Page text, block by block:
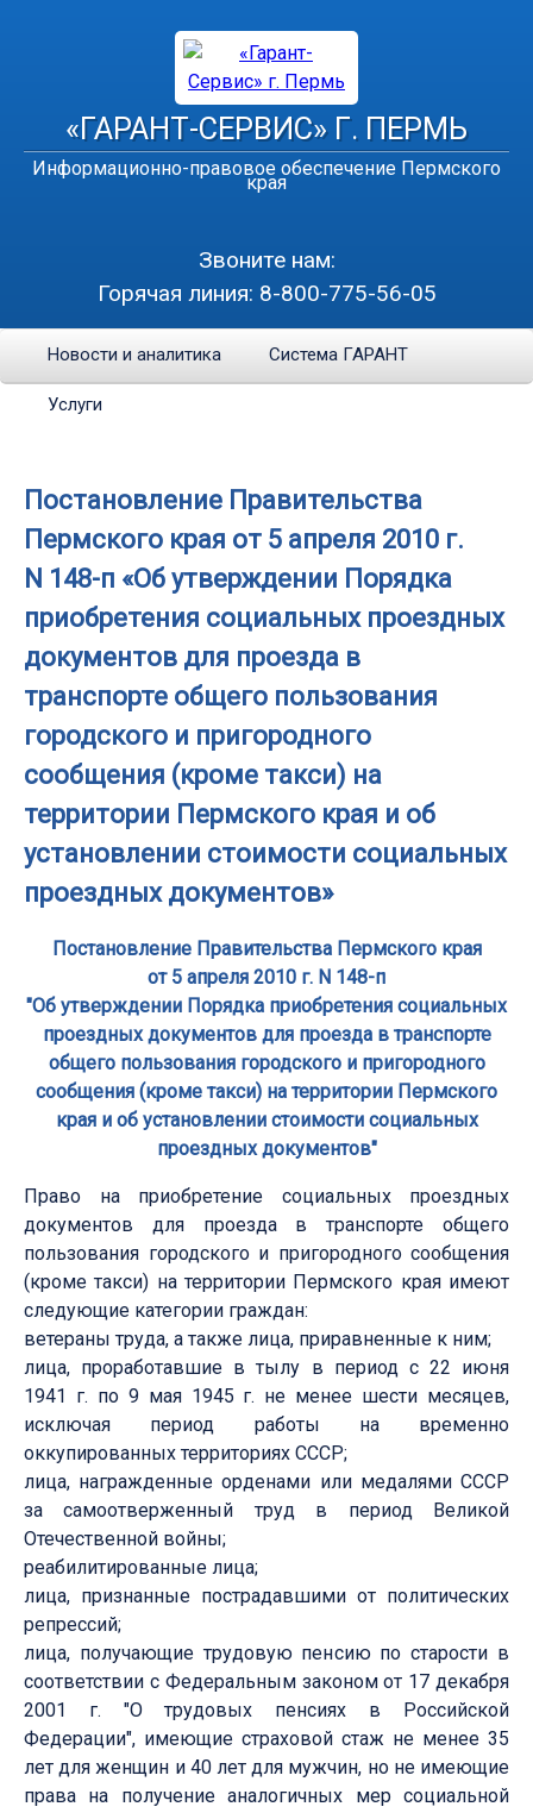
«ГАРАНТ-СЕРВИС» Г. ПЕРМЬ
Информационно-правовое обеспечение Пермского
края
Звоните нам:
Горячая линия: 8-800-775-56-05
Новости и аналитика Система ГАРАНТ
Услуги
Постановление Правительства
Пермского края от 5 апреля 2010 г.
N 148-п «Об утверждении Порядка
приобретения социальных проездных
документов для проезда в
транспорте общего пользования
городского и пригородного
сообщения (кроме такси) на
территории Пермского края и об
установлении стоимости социальных
проездных документов»
Постановление Правительства Пермского края
от 5 апреля 2010 г. N 148-п
"Об утверждении Порядка приобретения социальных
проездных документов для проезда в транспорте
общего пользования городского и пригородного
сообщения (кроме такси) на территории Пермского
края и об установлении стоимости социальных
проездных документов"
Право на приобретение социальных проездных
документов для проезда в транспорте общего
пользования городского и пригородного сообщения
(кроме такси) на территории Пермского края имеют
следующие категории граждан:
ветераны труда, а также лица, приравненные к ним;
лица, проработавшие в тылу в период с 22 июня
1941 г. по 9 мая 1945 г. не менее шести месяцев,
исключая период работы на временно
оккупированных территориях СССР;
лица, награжденные орденами или медалями СССР
за самоотверженный труд в период Великой
Отечественной войны;
реабилитированные лица;
лица, признанные пострадавшими от политических
репрессий;
лица, получающие трудовую пенсию по старости в
соответствии с Федеральным законом от 17 декабря
2001 г. "О трудовых пенсиях в Российской
Федерации", имеющие страховой стаж не менее 35
лет для женщин и 40 лет для мужчин, но не имеющие
права на получение аналогичных мер социальной